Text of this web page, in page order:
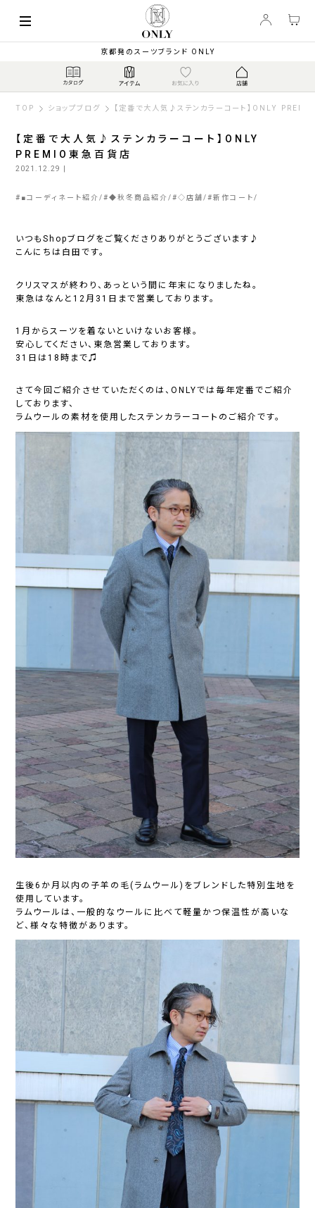
京都発のスーツブランド ONLY
TOP ショップブログ 【定番で大人気♪ステンカラーコート】ONLY
【定番で大人気♪ステンカラーコート】ONLY
PREMIO東急百貨店
2021.12.29 |
# ■コーディネート紹介 #◆秋冬商品紹介 #◇店舗 #新作コート
いつもShopブログをご覧くださりありがとうございます♪
こんにちは白田です。
クリスマスが終わり、あっという間に年末になりましたね。
東急はなんと12月31日まで営業しております。
1月からスーツを着ないといけないお客様。
安心してください、東急営業しております。
31日は18時まで♫
さて今回ご紹介させていただくのは、ONLYでは毎年定番でご紹介
しております、
ラムウールの素材を使用したステンカラーコートのご紹介です。
生後6か月以内の子羊の毛(ラムウール)をブレンドした特別生地を
使用しています。
ラムウールは、一般的なウールに比べて軽量かつ保温性が高いな
ど、様々な特徴があります。